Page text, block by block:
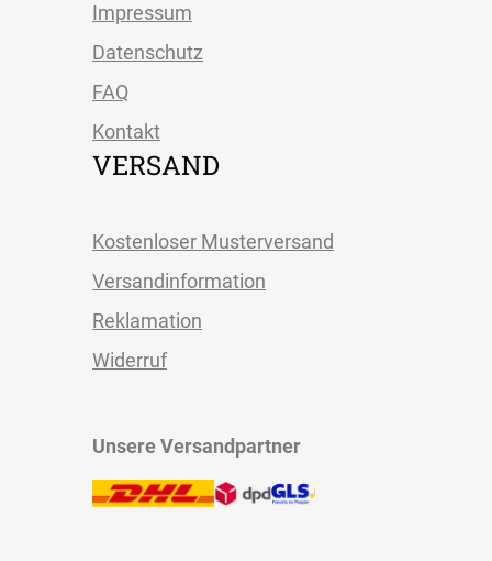
Impressum
Datenschutz
FAQ
Kontakt
VERSAND
Kostenloser Musterversand
Versandinformation
Reklamation
Widerruf
Unsere Versandpartner